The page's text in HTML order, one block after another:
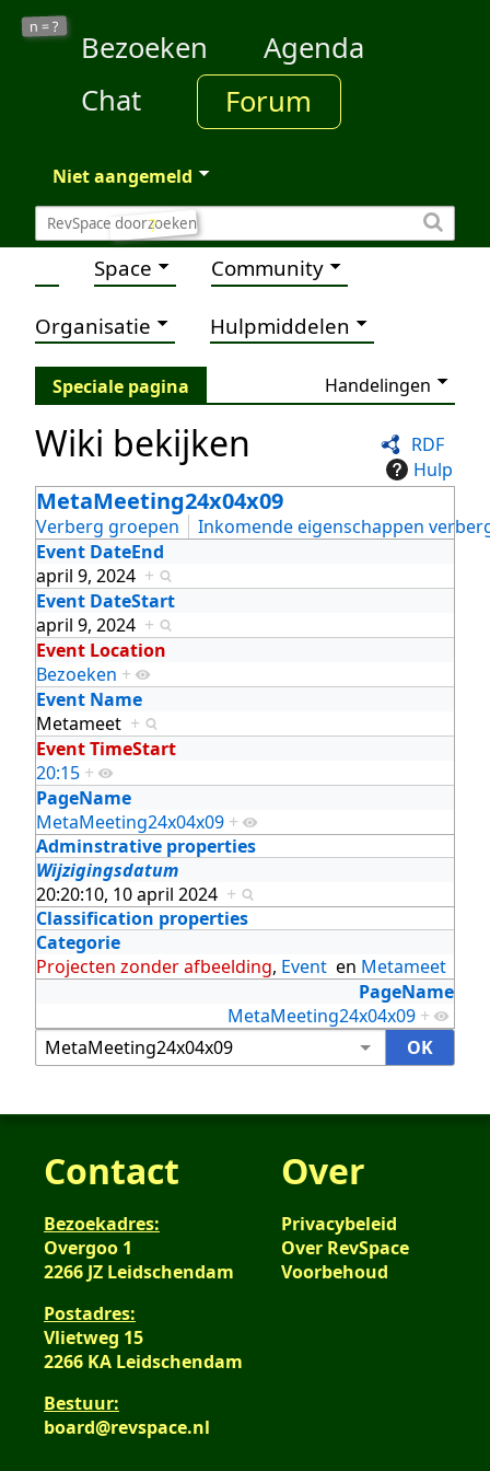
?
n =?
Bezoeken
Agenda
Chat
Forum
Niet aangemeld
Space Community
Organisatie Hulpmiddelen
Speciale pagina Handelingen
RDF
Hulp
Wiki bekijken
MetaMeeting24x04x09
Verberg groepen
Inkomende eigenschappen
Event DateEnd
april 9, 2024 +
Event DateStart
april 9, 2024 +
Event Location
Bezoeken +
Event Name
Metameet +
Event TimeStart
20:15 +
PageName
MetaMeeting24x04x09 +
Adminstrative properties
Wijzigingsdatum
20:20:10, 10 april 2024 +
Classification properties
Categorie
Projecten zonder afbeelding, Event en Metameet
PageName
MetaMeeting24x04x09 +
Contact
Bezoekadres:
Overgoo 1
2266 JZ Leidschendam
Postadres:
Vlietweg 15
2266 KA Leidschendam
Bestuur:
board@revspace.nl
Over
Privacybeleid
Over RevSpace
Voorbehoud